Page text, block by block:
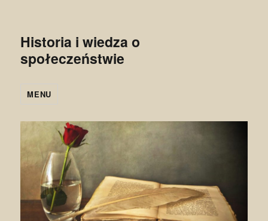
Historia i wiedza o
społeczeństwie
MENU